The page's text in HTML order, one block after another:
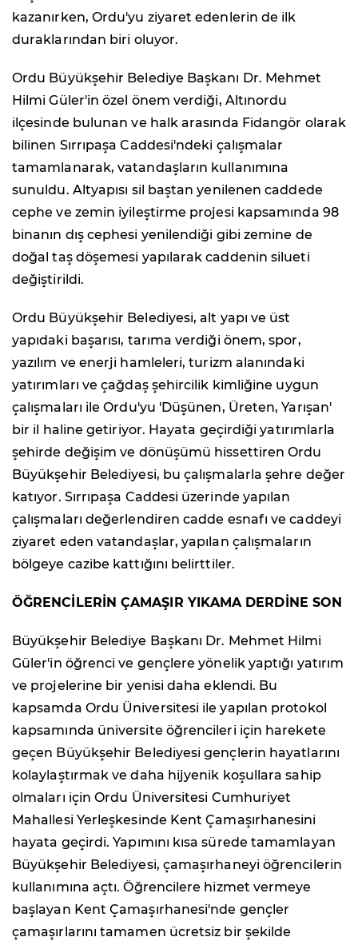
kazanırken, Ordu'yu ziyaret edenlerin de ilk
duraklarından biri oluyor.
Ordu Büyükşehir Belediye Başkanı Dr. Mehmet
Hilmi Güler'in özel önem verdiği, Altınordu
ilçesinde bulunan ve halk arasında Fidangör olarak
bilinen Sırrıpaşa Caddesi'ndeki çalışmalar
tamamlanarak, vatandaşların kullanımına
sunuldu. Altyapısı sil baştan yenilenen caddede
cephe ve zemin iyileştirme projesi kapsamında 98
binanın dış cephesi yenilendiği gibi zemine de
doğal taş döşemesi yapılarak caddenin silueti
değiştirildi.
Ordu Büyükşehir Belediyesi, alt yapı ve üst
yapıdaki başarısı, tarıma verdiği önem, spor,
yazılım ve enerji hamleleri, turizm alanındaki
yatırımları ve çağdaş şehircilik kimliğine uygun
çalışmaları ile Ordu'yu 'Düşünen, Üreten, Yarışan'
bir il haline getiriyor. Hayata geçirdiği yatırımlarla
şehirde değişim ve dönüşümü hissettiren Ordu
Büyükşehir Belediyesi, bu çalışmalarla şehre değer
katıyor. Sırrıpaşa Caddesi üzerinde yapılan
çalışmaları değerlendiren cadde esnafı ve caddeyi
ziyaret eden vatandaşlar, yapılan çalışmaların
bölgeye cazibe kattığını belirttiler.
ÖĞRENCİLERİN ÇAMAŞIR YIKAMA DERDİNE SON
Büyükşehir Belediye Başkanı Dr. Mehmet Hilmi
Güler'in öğrenci ve gençlere yönelik yaptığı yatırım
ve projelerine bir yenisi daha eklendi. Bu
kapsamda Ordu Üniversitesi ile yapılan protokol
kapsamında üniversite öğrencileri için harekete
geçen Büyükşehir Belediyesi gençlerin hayatlarını
kolaylaştırmak ve daha hijyenik koşullara sahip
olmaları için Ordu Üniversitesi Cumhuriyet
Mahallesi Yerleşkesinde Kent Çamaşırhanesini
hayata geçirdi. Yapımını kısa sürede tamamlayan
Büyükşehir Belediyesi, çamaşırhaneyi öğrencilerin
kullanımına açtı. Öğrencilere hizmet vermeye
başlayan Kent Çamaşırhanesi'nde gençler
çamaşırlarını tamamen ücretsiz bir şekilde